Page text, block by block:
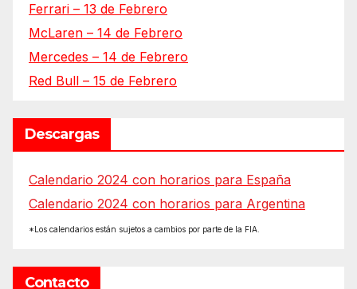
Ferrari – 13 de Febrero
McLaren – 14 de Febrero
Mercedes – 14 de Febrero
Red Bull – 15 de Febrero
Descargas
Calendario 2024 con horarios para España
Calendario 2024 con horarios para Argentina
*Los calendarios están sujetos a cambios por parte de la FIA.
Contacto